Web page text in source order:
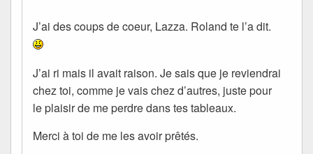
J’ai des coups de coeur, Lazza. Roland te l’a dit.
J’ai ri mais il avait raison. Je sais que je reviendrai
chez toi, comme je vais chez d’autres, juste pour
le plaisir de me perdre dans tes tableaux.
Merci à toi de me les avoir prêtés.